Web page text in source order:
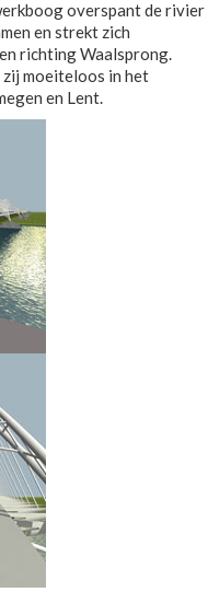
overspant de rivier
en strekt zich
richting Waalsprong.
moeiteloos in het
en Lent.